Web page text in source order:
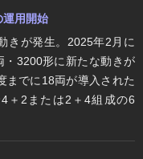
運用開始
きが発生。2025年2月に
・3200形に新たな動きが
までに18両が導入された
＋2または2＋4組成の6